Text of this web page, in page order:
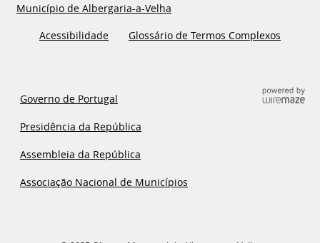
Município de Albergaria-a-Velha
Acessibilidade
Glossário de Termos Complexos
Governo de Portugal
Presidência da República
Assembleia da República
Associação Nacional de Municípios